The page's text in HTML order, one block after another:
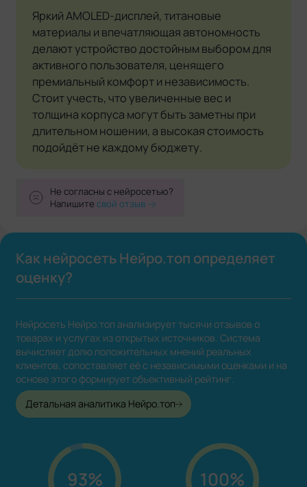
Яркий AMOLED-дисплей, титановые
материалы и впечатляющая автономность
делают устройство достойным выбором для
активного пользователя, ценящего
премиальный комфорт и независимость.
Стоит учесть, что увеличенные вес и
толщина корпуса могут быть заметны при
длительном ношении, а высокая стоимость
подойдёт не каждому бюджету.
Не согласны с нейросетью?
Напишитесвой отзыв
Как нейросеть Нейро.топ определяет
оценку?
Нейросеть Нейро.топ анализирует тысячи отзывов о
товарах и услугах из открытых источников. Система
вычисляет долю положительных мнений реальных
клиентов, сопоставляет её с независимыми оценками и на
основе этого формирует объективный рейтинг.
Детальная аналитика Нейро.топ
93% 100%